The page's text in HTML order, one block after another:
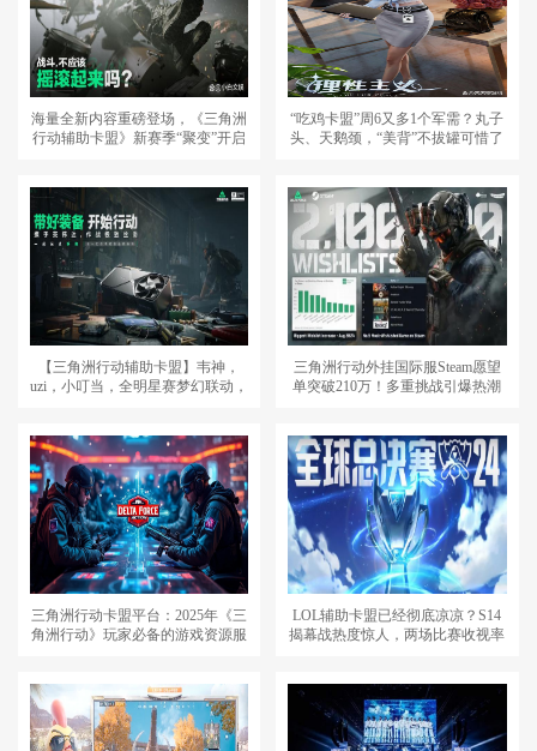
海量全新内容重磅登场，《三角洲
行动辅助卡盟》新赛季“聚变”开启
“吃鸡卡盟”周6又多1个军需？丸子
头、天鹅颈，“美背”不拔罐可惜了
【三角洲行动辅助卡盟】韦神，
uzi，小叮当，全明星赛梦幻联动，
三角洲行动外挂国际服Steam愿望
单突破210万！多重挑战引爆热潮
三角洲行动卡盟平台：2025年《三
角洲行动》玩家必备的游戏资源服
LOL辅助卡盟已经彻底凉凉？S14
揭幕战热度惊人，两场比赛收视率